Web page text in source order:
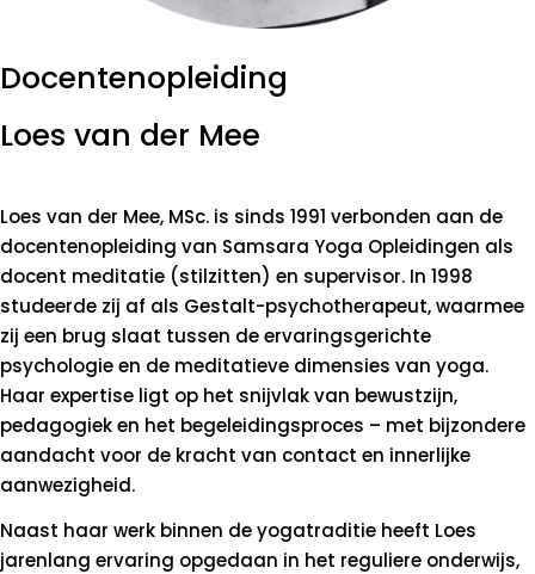
Docentenopleiding
Loes van der Mee
Loes van der Mee, MSc. is sinds 1991 verbonden aan de
docentenopleiding van Samsara Yoga Opleidingen als
docent meditatie (stilzitten) en supervisor. In 1998
studeerde zij af als Gestalt-psychotherapeut, waarmee
zij een brug slaat tussen de ervaringsgerichte
psychologie en de meditatieve dimensies van yoga.
Haar expertise ligt op het snijvlak van bewustzijn,
pedagogiek en het begeleidingsproces – met bijzondere
aandacht voor de kracht van contact en innerlijke
aanwezigheid.
Naast haar werk binnen de yogatraditie heeft Loes
jarenlang ervaring opgedaan in het reguliere onderwijs,